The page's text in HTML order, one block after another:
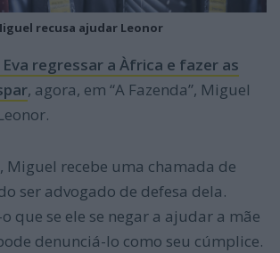
recusa ajudar Leonor
regressar a Àfrica e fazer as
, agora, em “A Fazenda”, Miguel
Miguel recebe uma chamada de
ser advogado de defesa dela.
que se ele se negar a ajudar a mãe
denunciá-lo como seu cúmplice.